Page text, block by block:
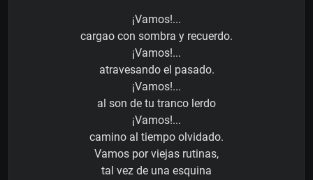
¡Vamos!...
cargao con sombra y recuerdo.
¡Vamos!...
atravesando el pasado.
¡Vamos!...
al son de tu tranco lerdo
¡Vamos!...
camino al tiempo olvidado.
Vamos por viejas rutinas,
tal vez de una esquina